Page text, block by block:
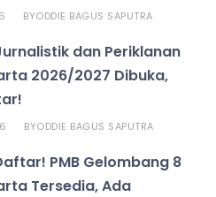
BYODDIE BAGUS SAPUTRA
dan Periklanan
2026/2027 Dibuka,
BYODDIE BAGUS SAPUTRA
PMB Gelombang 8
Tersedia, Ada